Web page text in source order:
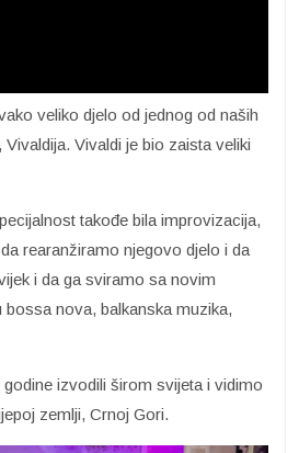
veliko djelo od jednog od naših
Vivaldi je bio zaista veliki
takođe bila improvizacija,
rearanžiramo njegovo djelo i da
i da ga sviramo sa novim
nova, balkanska muzika,
izvodili širom svijeta i vidimo
zemlji, Crnoj Gori.